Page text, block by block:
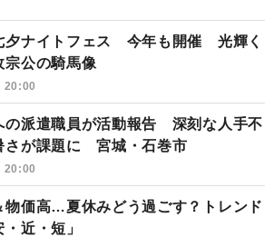
夕ナイトフェス 今年も開催 光輝く
宗公の騎馬像
20:00
の派遣職員が活動報告 深刻な人手不
さが課題に 宮城・石巻市
20:00
物価高…夏休みどう過ごす？トレンド
近・短」